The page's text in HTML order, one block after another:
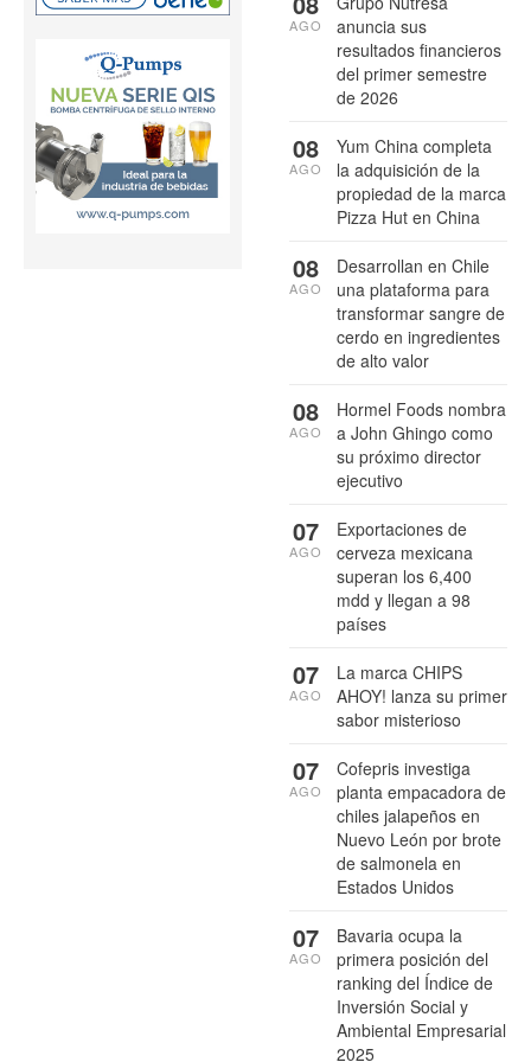
anuncia sus
resultados financieros
del primer semestre
de 2026
AGO
Yum China completa
la adquisición de la
propiedad de la marca
Pizza Hut en China
08
AGO
Desarrollan en Chile
una plataforma para
transformar sangre de
cerdo en ingredientes
de alto valor
08
AGO
Hormel Foods nombra
a John Ghingo como
su próximo director
ejecutivo
08
AGO
Exportaciones de
cerveza mexicana
superan los 6,400
mdd y llegan a 98
países
07
AGO
La marca CHIPS
AHOY! lanza su primer
sabor misterioso
07
AGO
Cofepris investiga
planta empacadora de
chiles jalapeños en
Nuevo León por brote
de salmonela en
Estados Unidos
07
AGO
Bavaria ocupa la
primera posición del
ranking del Índice de
Inversión Social y
Ambiental Empresarial
2025
07
AGO